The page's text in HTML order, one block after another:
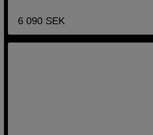
6 090 SEK